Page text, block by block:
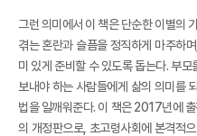
그런 의미에서 이 책은 단순한 이별의
겪는 혼란과 슬픔을 정직하게 마주하
미 있게 준비할 수 있도록 돕는다. 부
보내야 하는 사람들에게 삶의 의미를
법을 일깨워준다. 이 책은 2017년에 출
의 개정판으로, 초고령사회에 본격적